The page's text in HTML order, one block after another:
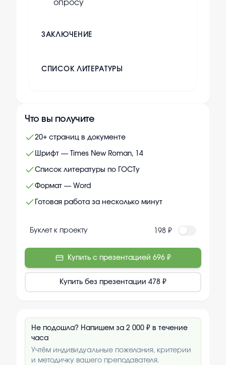
опросу
ЗАКЛЮЧЕНИЕ
СПИСОК ЛИТЕРАТУРЫ
Что вы получите
20+ страниц в документе
Шрифт — Times New Roman, 14
Список литературы по ГОСТу
Формат — Word
Готовая работа за несколько минут
Буклет к проекту 198 ₽
Купить с презентацией 696 ₽
Купить без презентации 478 ₽
Не подошла? Напишем за 2 000 ₽ в течение
часа
Учтём индивидуальные пожелания, критерии
и методичку вашего преподавателя.